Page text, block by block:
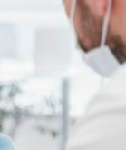
práticas
respiratória